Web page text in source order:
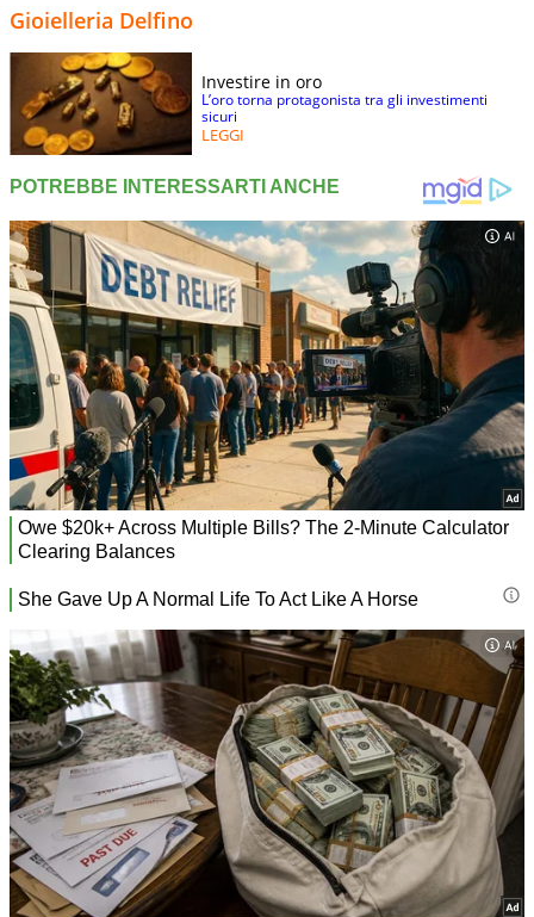
Gioielleria Delfino
Investire in oro
L’oro torna protagonista tra gli investimenti
sicuri
LEGGI